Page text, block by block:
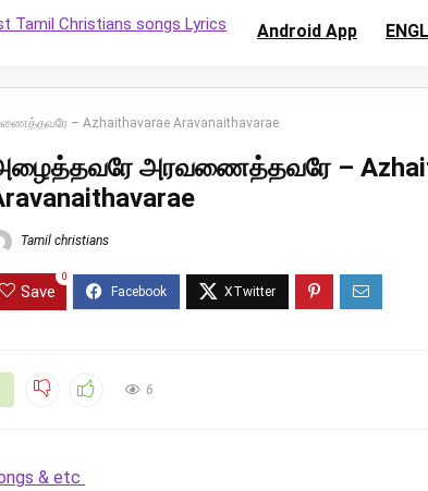
Android App
– Azhaithavarae Aravanaithavarae
அரவணைத்தவரே –
Tamil christians
Save
0
6
& etc